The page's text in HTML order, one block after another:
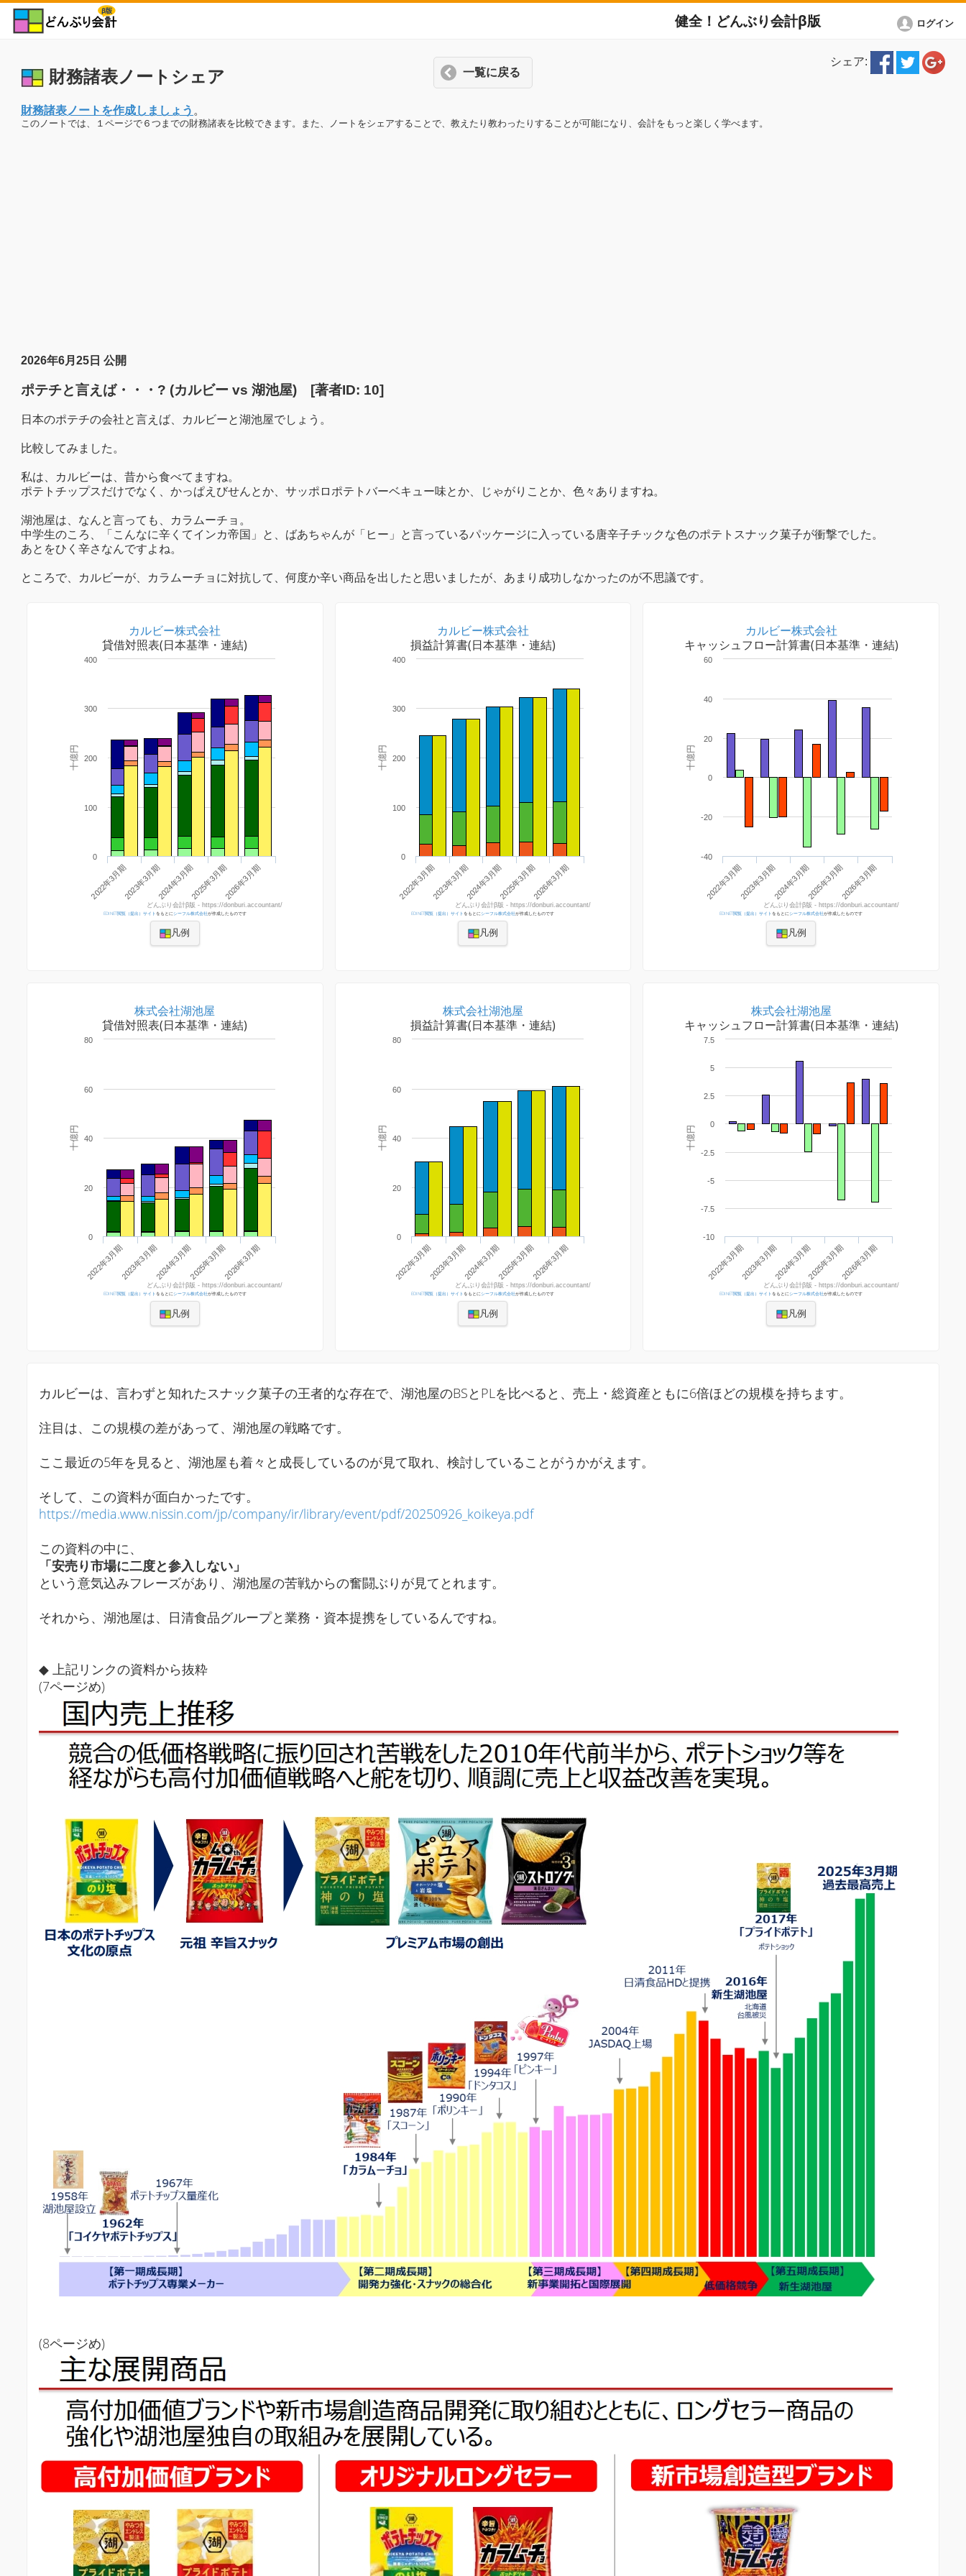
健全！どんぶり会計β版 ログイン
財務諸表ノートシェア 一覧に戻る
シェア:
財務諸表ノートを作成しましょう 。
このノートでは、１ページで６つまでの財務諸表を比較できます。また、ノートをシェアすることで、教えたり教わったりすることが可能になり、会計をもっと楽しく学べます。
2026年6月25日 公開
ポテチと言えば・・・? (カルビー vs 湖池屋) [著者ID: 10]
日本のポテチの会社と言えば、カルビーと湖池屋でしょう。
比較してみました。
私は、カルビーは、昔から食べてますね。
ポテトチップスだけでなく、かっぱえびせんとか、サッポロポテトバーベキュー味とか、じゃがりことか、色々ありますね。
湖池屋は、なんと言っても、カラムーチョ。
中学生のころ、「こんなに辛くてインカ帝国」と、ばあちゃんが「ヒー」と言っているパッケージに入っている唐辛子チックな色のポテトスナック菓子が衝撃でした。
あとをひく辛さなんですよね。
ところで、カルビーが、カラムーチョに対抗して、何度か辛い商品を出したと思いましたが、あまり成功しなかったのが不思議です。
カルビー株式会社
貸借対照表(日本基準・連結)
十億円
2022年3月期2023年3月期2024年3月期2025年3月期2026年3月期
0
100
200
300
400
どんぶり会計β版 - https://donburi.accountant/
EDINET閲覧（提出）サイト をもとにシーフル株式会社が作成したものです
凡例
カルビー株式会社
損益計算書(日本基準・連結)
十億円
2022年3月期2023年3月期2024年3月期2025年3月期2026年3月期
0
100
200
300
400
どんぶり会計β版 - https://donburi.accountant/
EDINET閲覧（提出）サイト をもとにシーフル株式会社が作成したものです
凡例
カルビー株式会社
キャッシュフロー計算書(日本基準・連結)
十億円
2022年3月期2023年3月期2024年3月期2025年3月期2026年3月期
-40
-20
0
20
40
60
どんぶり会計β版 - https://donburi.accountant/
EDINET閲覧（提出）サイト をもとにシーフル株式会社が作成したものです
凡例
株式会社湖池屋
貸借対照表(日本基準・連結)
十億円
2022年3月期2023年3月期2024年3月期2025年3月期2026年3月期
0
20
40
60
80
どんぶり会計β版 - https://donburi.accountant/
EDINET閲覧（提出）サイト をもとにシーフル株式会社が作成したものです
凡例
株式会社湖池屋
損益計算書(日本基準・連結)
十億円
2022年3月期2023年3月期2024年3月期2025年3月期2026年3月期
0
20
40
60
80
どんぶり会計β版 - https://donburi.accountant/
EDINET閲覧（提出）サイト をもとにシーフル株式会社が作成したものです
凡例
株式会社湖池屋
キャッシュフロー計算書(日本基準・連結)
十億円
2022年3月期2023年3月期2024年3月期2025年3月期2026年3月期
-10
-7.5
-5
-2.5
0
2.5
5
7.5
どんぶり会計β版 - https://donburi.accountant/
EDINET閲覧（提出）サイト をもとにシーフル株式会社が作成したものです
凡例
カルビーは、言わずと知れたスナック菓子の王者的な存在で、湖池屋のBSとPLを比べると、売上・総資産ともに6倍ほどの規模を持ちます。
注目は、この規模の差があって、湖池屋の戦略です。
ここ最近の5年を見ると、湖池屋も着々と成長しているのが見て取れ、検討していることがうかがえます。
そして、この資料が面白かったです。
https://media.www.nissin.com/jp/company/ir/library/event/pdf/20250926_koikeya.pdf
この資料の中に、
「安売り市場に二度と参入しない」
という意気込みフレーズがあり、湖池屋の苦戦からの奮闘ぶりが見てとれます。
それから、湖池屋は、日清食品グループと業務・資本提携をしているんですね。
◆ 上記リンクの資料から抜粋
(7ページめ)
(8ページめ)